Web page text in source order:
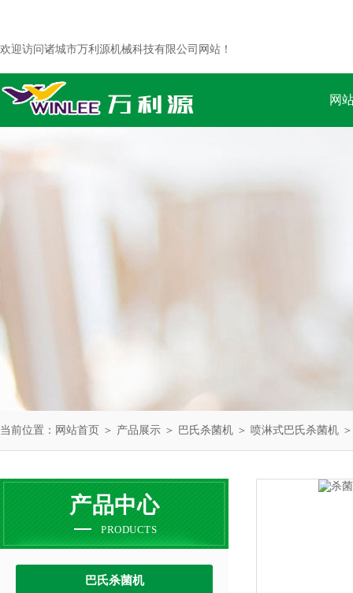
欢迎访问诸城市万利源机械科技有限公司网站！
网
当前位置： 网站首页 ＞ 产品展示 ＞ 巴氏杀菌机 ＞ 喷淋式巴氏杀菌机
产品中心
PRODUCTS
巴氏杀菌机